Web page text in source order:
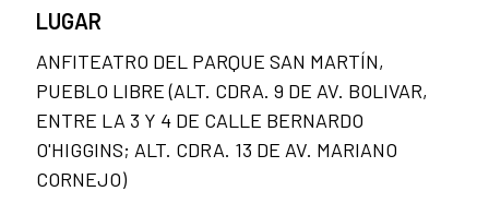
LUGAR
ANFITEATRO DEL PARQUE SAN MARTÍN,
PUEBLO LIBRE (ALT. CDRA. 9 DE AV. BOLIVAR,
ENTRE LA 3 Y 4 DE CALLE BERNARDO
O'HIGGINS; ALT. CDRA. 13 DE AV. MARIANO
CORNEJO)